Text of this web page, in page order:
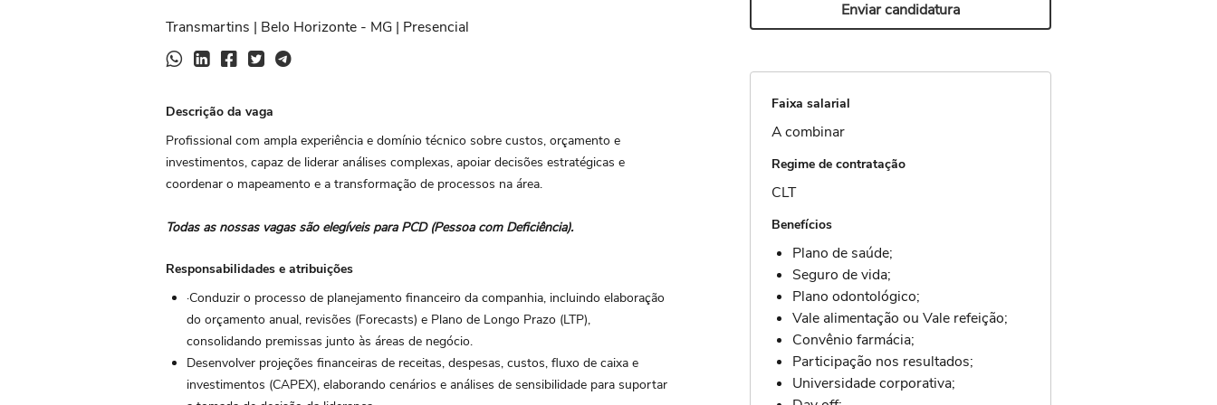
Transmartins | Belo Horizonte - MG | Presencial
Descrição da vaga
Profissional com ampla experiência e domínio técnico sobre custos, orçamento e
investimentos, capaz de liderar análises complexas, apoiar decisões estratégicas e
coordenar o mapeamento e a transformação de processos na área.
Todas as nossas vagas são elegíveis para PCD (Pessoa com Deficiência).
Responsabilidades e atribuições
·Conduzir o processo de planejamento financeiro da companhia, incluindo elaboração
do orçamento anual, revisões (Forecasts) e Plano de Longo Prazo (LTP),
consolidando premissas junto às áreas de negócio.
Desenvolver projeções financeiras de receitas, despesas, custos, fluxo de caixa e
investimentos (CAPEX), elaborando cenários e análises de sensibilidade para suportar
Enviar candidatura
Faixa salarial
A combinar
Regime de contratação
CLT
Benefícios
Plano de saúde;
Seguro de vida;
Plano odontológico;
Vale alimentação ou Vale refeição;
Convênio farmácia;
Participação nos resultados;
Universidade corporativa;